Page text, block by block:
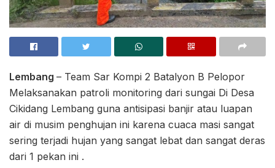
Lembang – Team Sar Kompi 2 Batalyon B Pelopor
Melaksanakan patroli monitoring dari sungai Di Desa
Cikidang Lembang guna antisipasi banjir atau luapan
air di musim penghujan ini karena cuaca masi sangat
sering terjadi hujan yang sangat lebat dan sangat deras
dari 1 pekan ini .